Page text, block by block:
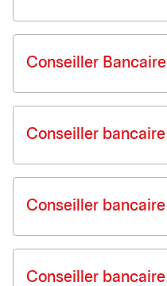
Conseiller Bancaire
Conseiller bancaire
Conseiller bancaire
Conseiller bancaire